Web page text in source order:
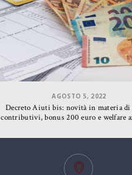
AGOSTO 5, 2022
Decreto Aiuti bis: novità in materia di
contributivi, bonus 200 euro e welfare